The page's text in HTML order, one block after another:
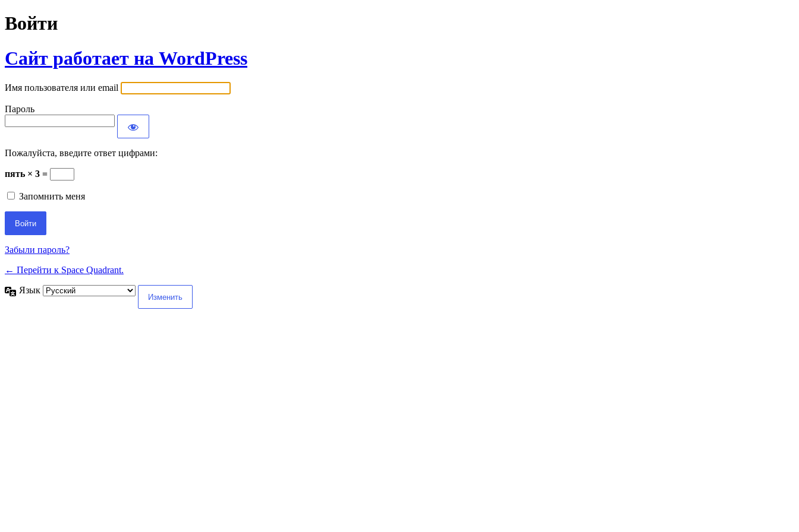
Войти
Сайт работает на WordPress
Имя пользователя или email
Пароль
Пожалуйста, введите ответ цифрами:
пять × 3 =
Запомнить меня
Забыли пароль?
← Перейти к Space Quadrant.
Язык